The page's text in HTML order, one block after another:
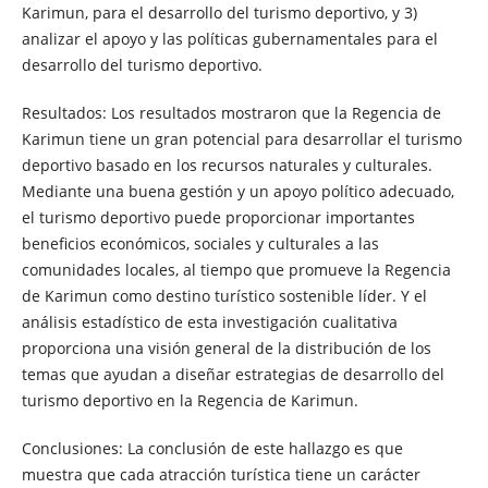
Karimun, para el desarrollo del turismo deportivo, y 3)
analizar el apoyo y las políticas gubernamentales para el
desarrollo del turismo deportivo.
Resultados: Los resultados mostraron que la Regencia de
Karimun tiene un gran potencial para desarrollar el turismo
deportivo basado en los recursos naturales y culturales.
Mediante una buena gestión y un apoyo político adecuado,
el turismo deportivo puede proporcionar importantes
beneficios económicos, sociales y culturales a las
comunidades locales, al tiempo que promueve la Regencia
de Karimun como destino turístico sostenible líder. Y el
análisis estadístico de esta investigación cualitativa
proporciona una visión general de la distribución de los
temas que ayudan a diseñar estrategias de desarrollo del
turismo deportivo en la Regencia de Karimun.
Conclusiones: La conclusión de este hallazgo es que
muestra que cada atracción turística tiene un carácter